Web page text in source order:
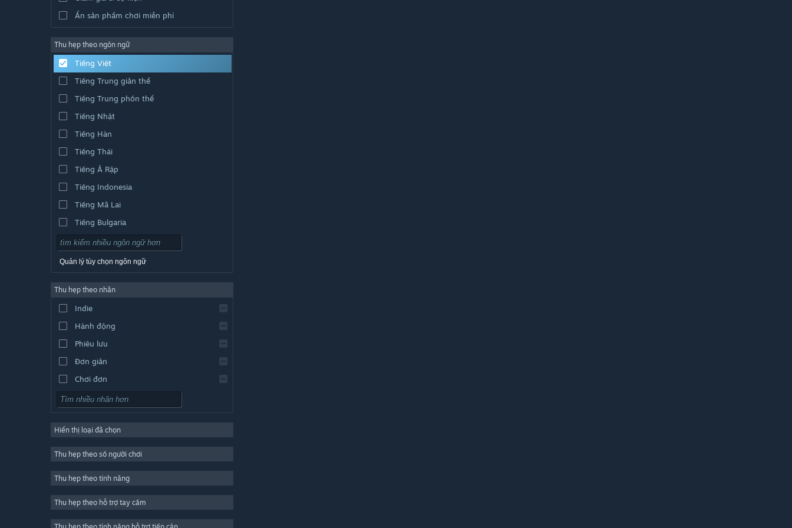
Ẩn sản phẩm chơi miễn phí
Thu hẹp theo ngôn ngữ
Tiếng Việt
Tiếng Trung giản thể
Tiếng Trung phồn thể
Tiếng Nhật
Tiếng Hàn
Tiếng Thái
Tiếng Ả Rập
Tiếng Indonesia
Tiếng Mã Lai
Tiếng Bulgaria
Tiếng Séc
Tiếng Đan Mạch
Tiếng Anh
Tiếng Tây Ban Nha - TBN
Tiếng Tây Ban Nha - Mỹ Latin
Quản lý tùy chọn ngôn ngữ
Thu hẹp theo nhãn
Indie
Hành động
Phiêu lưu
Đơn giản
Chơi đơn
Mô phỏng
Chiến thuật
2D
3D
Chơi miễn phí
Hiển thị loại đã chọn
Thu hẹp theo số người chơi
Thu hẹp theo tính năng
Thu hẹp theo hỗ trợ tay cầm